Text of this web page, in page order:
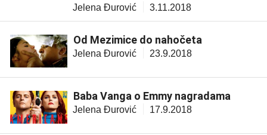
Jelena Đurović 3.11.2018
Od Mezimice do nahočeta
Jelena Đurović 23.9.2018
Baba Vanga o Emmy nagradama
Jelena Đurović 17.9.2018